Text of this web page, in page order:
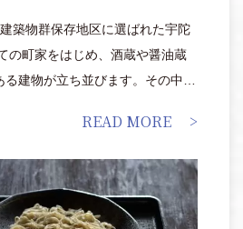
築物群保存地区に選ばれた宇陀
の町家をはじめ、酒蔵や醤油蔵
建物が立ち並びます。その中の
した落ち着きのある店内で、つ
割そばを提供。また初心者から
い方まで体験できるそば打ち教
READ MORE